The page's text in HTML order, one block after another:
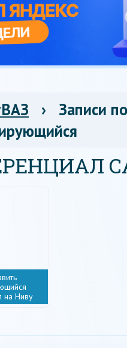
› Записи
на Ниву